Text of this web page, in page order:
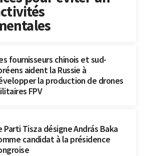
fournisseurs chinois et sud-
aident la Russie à
la production de drones
FPV
Parti Tisza désigne András Baka
candidat à la présidence